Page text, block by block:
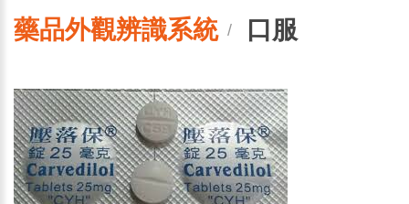
藥品外觀辨識系統/ 口服